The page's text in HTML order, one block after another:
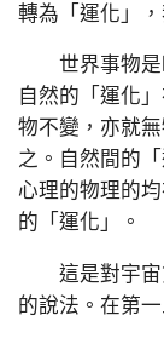
轉為「運化」
世界事物是
自然的「運化
物不變，亦就
之。自然間的
心理的物理的
的「運化」。
這是對宇宙
的說法。在第一